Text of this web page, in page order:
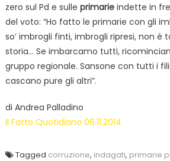
zero sul Pd e sulle primarieindette in
del voto: “Ho fatto le primarie con gli
so’ imbrogli finti, imbrogli ripresi, non è
storia… Se imbarcamo tutti,
gruppo regionale. Sansone con tutti i
cascano pure gli altri”.
di Andrea Palladino
Il Fatto Quotidiano 06.11.2014
Tagged corruzione, indagati, primarie